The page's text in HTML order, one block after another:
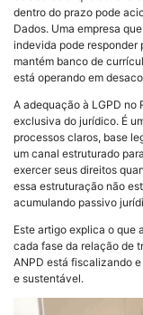
dentro do prazo pode
Dados. Uma empresa
indevida pode responder
mantém banco de
está operando em
A adequação à LGPD no
exclusiva do jurídico. É
processos claros, base
um canal estruturado
exercer seus direitos
essa estruturação não
acumulando passivo
Este artigo explica o que
cada fase da relação de
ANPD está fiscalizando
e sustentável.